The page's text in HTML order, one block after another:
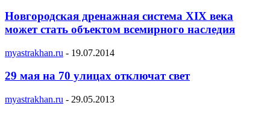
Новгородская дренажная система XIX века
может стать объектом всемирного наследия
myastrakhan.ru - 19.07.2014
29 мая на 70 улицах отключат свет
myastrakhan.ru - 29.05.2013